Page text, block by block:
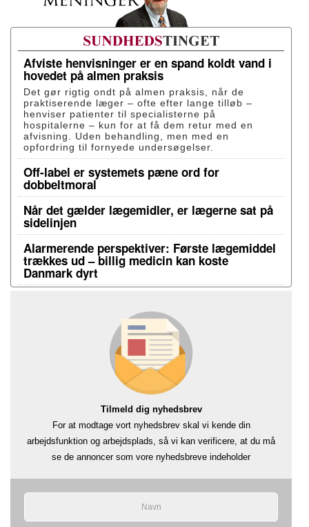
Afviste henvisninger er en spand koldt vand i
hovedet på almen praksis
Det gør rigtig ondt på almen praksis, når de
praktiserende læger – ofte efter lange tilløb –
henviser patienter til specialisterne på
hospitalerne – kun for at få dem retur med en
afvisning. Uden behandling, men med en
opfordring til fornyede undersøgelser.
Off-label er systemets pæne ord for
dobbeltmoral
Når det gælder lægemidler, er lægerne sat på
sidelinjen
Alarmerende perspektiver: Første lægemiddel
trækkes ud – billig medicin kan koste
Danmark dyrt
Tilmeld dig nyhedsbrev
For at modtage vort nyhedsbrev skal vi kende din
arbejdsfunktion og arbejdsplads, så vi kan verificere, at du må
se de annoncer som vore nyhedsbreve indeholder